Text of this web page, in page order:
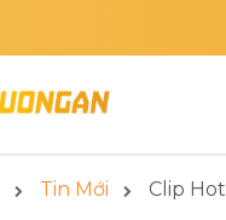
Tin Mới Clip